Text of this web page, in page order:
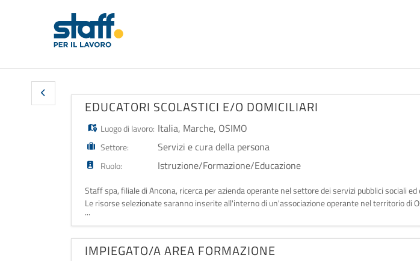
EDUCATORI SCOLASTICI E/O DOMICILIARI
Luogo di lavoro: Italia, Marche, OSIMO
Settore: Servizi e cura della persona
Ruolo: Istruzione/Formazione/Educazione
Staff spa, filiale di Ancona, ricerca per azienda operante nel settore dei servizi pubblici sociali ed
Le risorse selezionate saranno inserite all'interno di un'associazione operante nel territorio di
scolastica e/o domiciliare
...
IMPIEGATO/A AREA FORMAZIONE